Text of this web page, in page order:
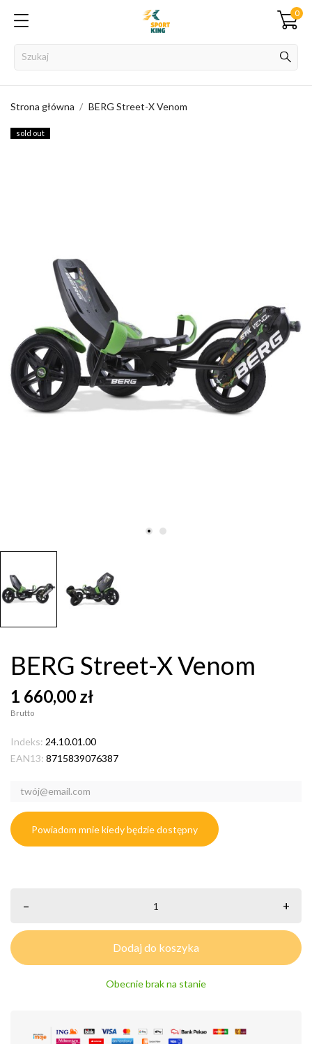
0
Strona główna BERG Street-X Venom
sold out
BERG Street-X Venom
1 660,00 zł
Brutto
Indeks: 24.10.01.00
EAN13: 8715839076387
Powiadom mnie kiedy będzie dostępny
– +
Dodaj do koszyka
Obecnie brak na stanie